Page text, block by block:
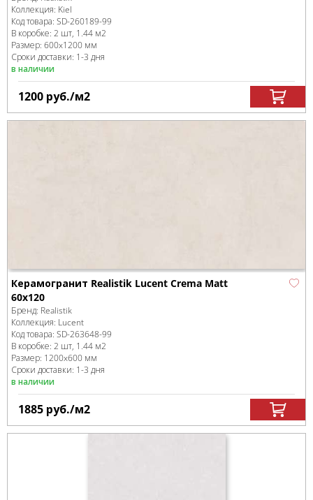
Коллекция: Kiel
Код товара: SD-260189-99
В коробке: 2 шт, 1.44 м2
Размер: 600x1200 мм
Сроки доставки: 1-3 дня
в наличии
1200 руб./м2
Керамогранит Realistik Lucent Crema Matt
60x120
Бренд: Realistik
Коллекция: Lucent
Код товара: SD-263648-99
В коробке: 2 шт, 1.44 м2
Размер: 1200x600 мм
Сроки доставки: 1-3 дня
в наличии
1885 руб./м2